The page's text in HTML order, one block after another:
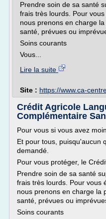
Prendre soin de sa santé
frais très lourds. Pour
nous prenons en charge
santé, prévues ou
Soins courants
Vous...
Lire la suite
Site : https://www.ca-
Crédit Agricole
Complémentaire
Pour vous si vous avez
Et pour tous, puisqu'aucun
demandé.
Pour vous protéger, le
Prendre soin de sa santé
frais très lourds. Pour vous
nous prenons en charge la
santé, prévues ou
Soins courants